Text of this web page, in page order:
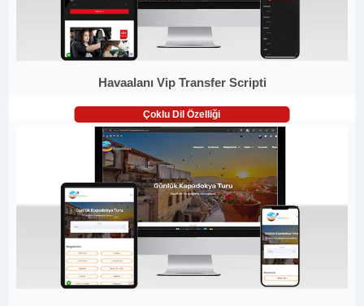
Havaalanı Vip Transfer Scripti
Çoklu Dil Özelliği